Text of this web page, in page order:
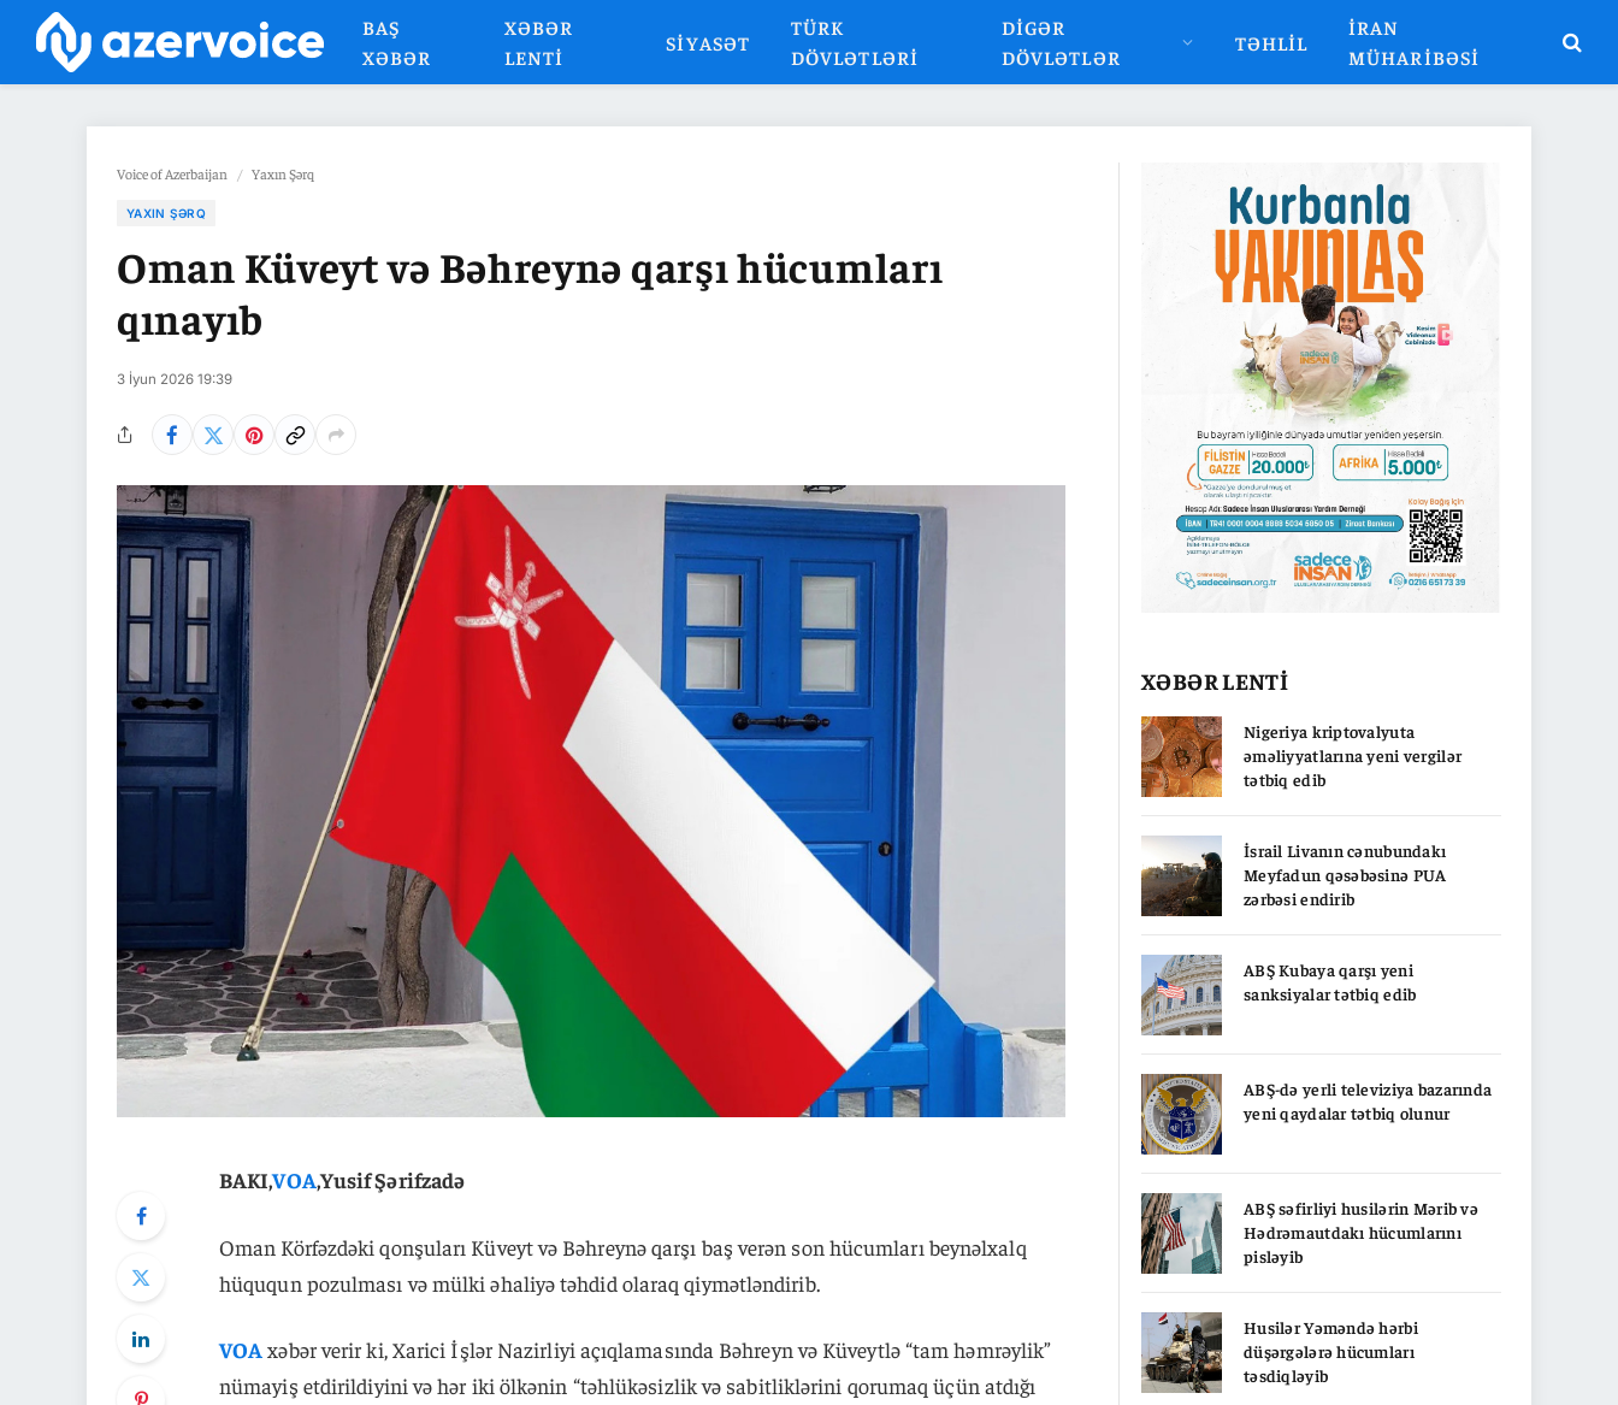
BAŞ
XƏBƏR
XƏBƏR
LENTI
SIYASƏT
TÜRK
DÖVLƏTLƏRI
DIGƏR
DÖVLƏTLƏR
TƏHLIL
İRAN
MÜHARIBƏSI
Voice of Azerbaijan / Yaxın Şərq
YAXIN ŞƏRQ
Oman Küveyt və Bəhreynə qarşı hücumları
qınayıb
3 İyun 2026 19:39
BAKI,VOA,Yusif Şərifzadə
Oman Körfəzdəki qonşuları Küveyt və Bəhreynə qarşı baş verən son hücumları beynəlxalq
hüququn pozulması və mülki əhaliyə təhdid olaraq qiymətləndirib.
VOAxəbər verir ki, Xarici İşlər Nazirliyi açıqlamasında Bəhreyn və Küveytlə “tam həmrəylik”
nümayiş etdirildiyini və hər iki ölkənin “təhlükəsizlik və sabitliklərini qorumaq üçün atdığı
XƏBƏR LENTİ
Nigeriya kriptovalyuta
əməliyyatlarına yeni vergilər
tətbiq edib
İsrail Livanın cənubundakı
Meyfadun qəsəbəsinə PUA
zərbəsi endirib
ABŞ Kubaya qarşı yeni
sanksiyalar tətbiq edib
ABŞ-də yerli televiziya bazarında
yeni qaydalar tətbiq olunur
ABŞ səfirliyi husilərin Mərib və
Hədrəmautdakı hücumlarını
pisləyib
Husilər Yəməndə hərbi
düşərgələrə hücumları
təsdiqləyib